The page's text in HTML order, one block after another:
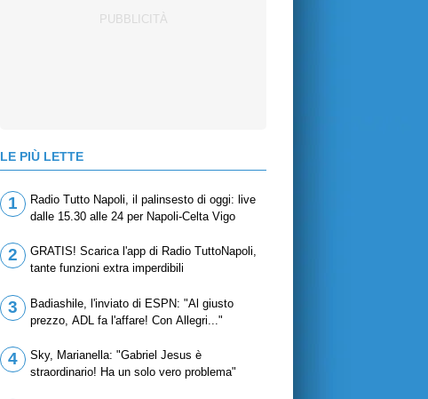
LE PIÙ LETTE
1
Radio Tutto Napoli, il palinsesto di oggi: live
dalle 15.30 alle 24 per Napoli-Celta Vigo
2
GRATIS! Scarica l'app di Radio TuttoNapoli,
tante funzioni extra imperdibili
3
Badiashile, l'inviato di ESPN: "Al giusto
prezzo, ADL fa l'affare! Con Allegri..."
4
Sky, Marianella: "Gabriel Jesus è
straordinario! Ha un solo vero problema"